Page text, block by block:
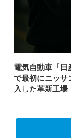
電気自動車「日
で最初にニッサ
入した革新工場